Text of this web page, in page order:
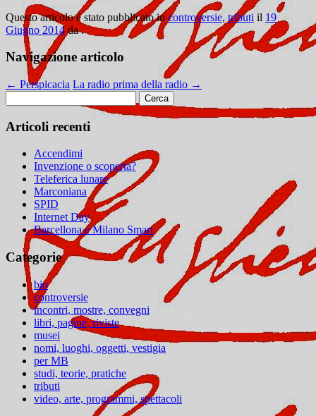
Questo articolo è stato pubblicato incontroversie,tributi il 19
Giugno 2014da.
Navigazione articolo
← Perspicacia La radio prima della radio →
per:
Articoli recenti
Accendimi
Invenzione o scoperta?
Teleferica lunare
Marconiana
SPID
Internet Day
Barcellona e Milano Smart
Categorie
bio
controversie
incontri, mostre, convegni
libri, pagine, riviste
musei
nomi, luoghi, oggetti, vestigia
per MB
studi, teorie, pratiche
tributi
video, arte, programmi, spettacoli